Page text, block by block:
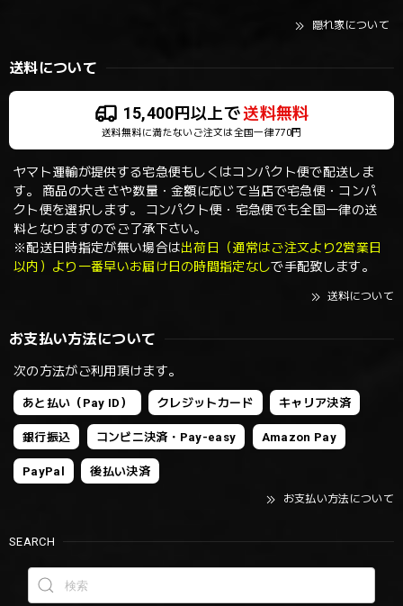
隠れ家について
送料について
15,400円以上で送料無料
送料無料に満たないご注文は全国一律770円
ヤマト運輸が提供する宅急便もしくはコンパクト便で配送しま
す。 商品の大きさや数量・金額に応じて当店で宅急便・コンパ
クト便を選択します。 コンパクト便・宅急便でも全国一律の送
料となりますのでご了承下さい。
※配送日時指定が無い場合は出荷日（通常はご注文より2営業日
以内）より一番早いお届け日の時間指定なしで手配致します。
送料について
お支払い方法について
次の方法がご利用頂けます。
あと払い（Pay ID） クレジットカード キャリア決済
銀行振込 コンビニ決済・Pay-easy Amazon Pay
PayPal 後払い決済
お支払い方法について
SEARCH